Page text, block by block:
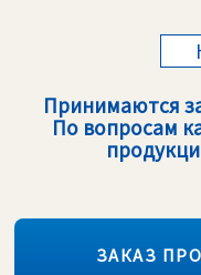
Принимаются
По вопросам
ЗАКАЗ